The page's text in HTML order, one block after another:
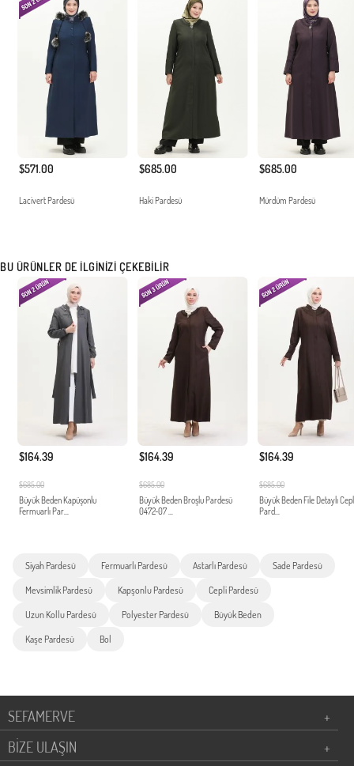
$571.00
Lacivert Pardesü
$685.00
Haki Pardesü
$685.00
Mürdüm Pardesü
BU ÜRÜNLER DE İLGINIZI ÇEKEBILIR
$164.39
$685.00
Büyük Beden Kapüşonlu
Fermuarlı Par...
$164.39
$685.00
Büyük Beden Broşlu Pardesü
0472-07 ...
$164.39
$685.00
Büyük Beden File Detaylı
Pard...
Siyah Pardesü Fermuarlı Pardesü Astarlı Pardesü Sade Pardesü
Mevsimlik Pardesü Kapşonlu Pardesü Cepli Pardesü
Uzun Kollu Pardesü Polyester Pardesü Büyük Beden
Kaşe Pardesü Bol
SEFAMERVE
+
BİZE ULAŞIN
+